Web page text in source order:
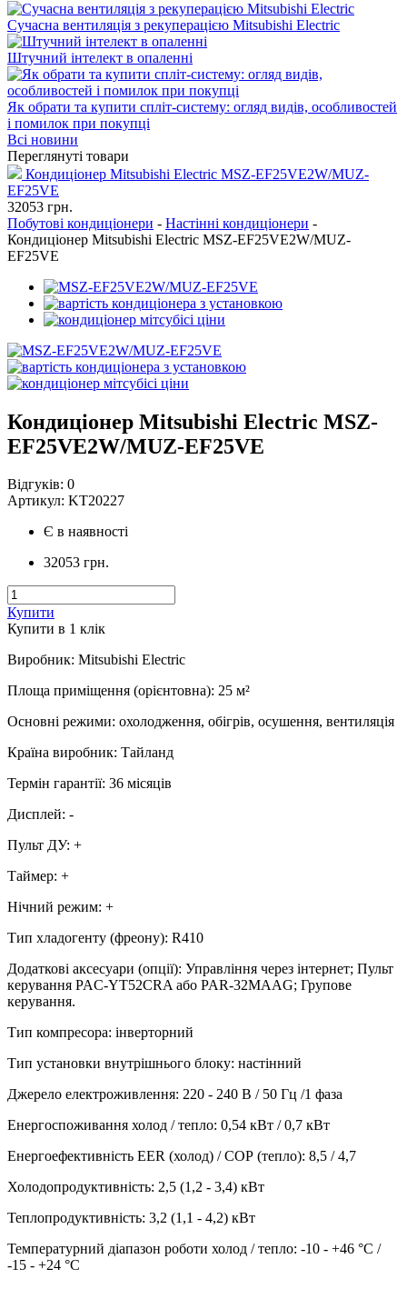
Сучасна вентиляція з рекуперацією Mitsubishi Electric
Штучний інтелект в опаленні
Як обрати та купити спліт-систему: огляд видів, особливостей
і помилок при покупці
Всі новини
Переглянуті товари
Кондиціонер Mitsubishi Electric MSZ-EF25VE2W/MUZ-
EF25VE
32053 грн.
Побутові кондиціонери - Настінні кондиціонери -
Кондиціонер Mitsubishi Electric MSZ-EF25VE2W/MUZ-
EF25VE
Кондиціонер Mitsubishi Electric MSZ-
EF25VE2W/MUZ-EF25VE
Відгуків: 0
Артикул: KT20227
Є в наявності
32053 грн.
Купити
Купити в 1 клiк
Виробник: Mitsubishi Electric
Площа приміщення (орієнтовна): 25 м²
Основні режими: охолодження, обігрів, осушення, вентиляція
Країна виробник: Тайланд
Термін гарантії: 36 місяців
Дисплей: -
Пульт ДУ: +
Таймер: +
Нічний режим: +
Тип хладогенту (фреону): R410
Додаткові аксесуари (опції): Управління через інтернет; Пульт
керування PAC-YT52CRA або PAR-32MAAG; Групове
керування.
Тип компресора: інверторний
Тип установки внутрішнього блоку: настінний
Джерело електроживлення: 220 - 240 В / 50 Гц /1 фаза
Енергоспоживання холод / тепло: 0,54 кВт / 0,7 кВт
Енергоефективність EER (холод) / СОР (тепло): 8,5 / 4,7
Холодопродуктивність: 2,5 (1,2 - 3,4) кВт
Теплопродуктивність: 3,2 (1,1 - 4,2) кВт
Температурний діапазон роботи холод / тепло: -10 - +46 °С /
-15 - +24 °С